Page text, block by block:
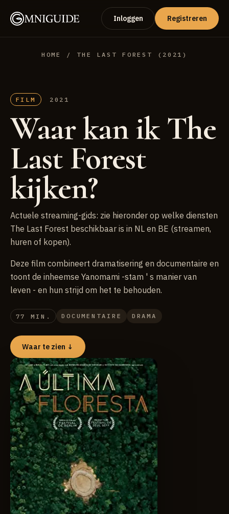
Inloggen Registreren
HOME / THE LAST FOREST (2021)
FILM 2021
Waar kan ik The
Last Forest
kijken?
Actuele streaming-gids: zie hieronder op welke diensten
The Last Forest beschikbaar is in NL en BE (streamen,
huren of kopen).
Deze film combineert dramatisering en documentaire en
toont de inheemse Yanomami -stam ' s manier van
leven - en hun strijd om het te behouden.
77 MIN. DOCUMENTAIRE DRAMA
Waar te zien ↓